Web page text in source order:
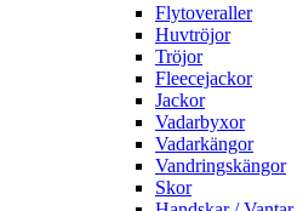
Flytoveraller
Huvtröjor
Tröjor
Fleecejackor
Jackor
Vadarbyxor
Vadarkängor
Vandringskängor
Skor